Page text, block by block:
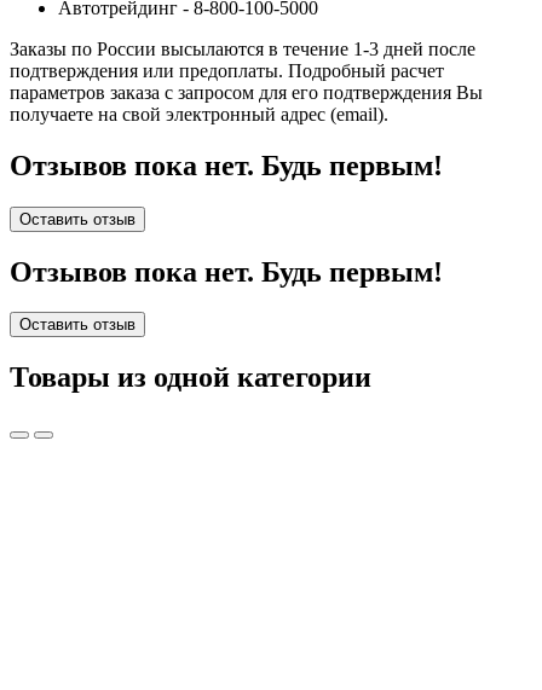
Автотрейдинг - 8-800-100-5000
Заказы по России высылаются в течение 1-3 дней после
подтверждения или предоплаты. Подробный расчет
параметров заказа с запросом для его подтверждения Вы
получаете на свой электронный адрес (email).
Отзывов пока нет. Будь первым!
Оставить отзыв
Отзывов пока нет. Будь первым!
Оставить отзыв
Товары из одной категории